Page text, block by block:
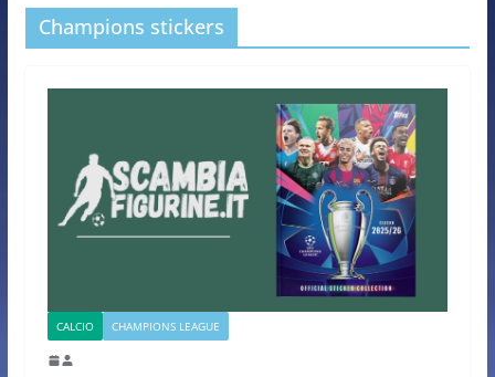
Champions stickers
CALCIO CHAMPIONS LEAGUE